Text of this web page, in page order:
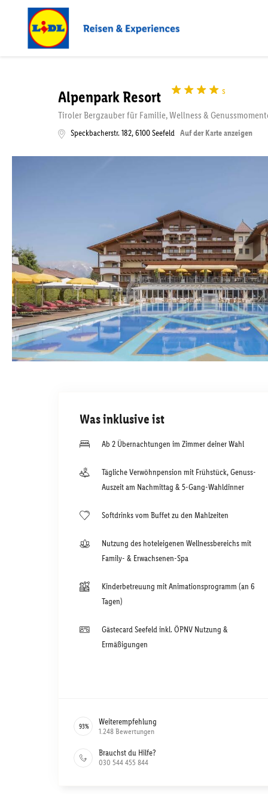
Alpenpark Resort s
Tiroler Bergzauber für Familie, Wellness &
Speckbacherstr. 182,6100Seefeld Auf der Karte anzeigen
Was inklusive ist
Ab 2 Übernachtungen im Zimmer deiner Wahl
Tägliche Verwöhnpension mit Frühstück, Genuss-
Auszeit am Nachmittag & 5-Gang-Wahldinner
Softdrinks vom Buffet zu den Mahlzeiten
Nutzung des hoteleigenen Wellnessbereichs mit
Family- & Erwachsenen-Spa
Kinderbetreuung mit Animationsprogramm (an 6
Tagen)
Gästecard Seefeld inkl. ÖPNV Nutzung &
Ermäßigungen
93% Weiterempfehlung
1.248 Bewertungen
Brauchst du Hilfe?
030 544 455 844